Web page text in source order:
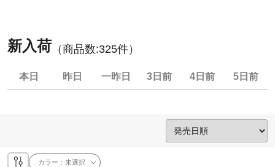
新入荷 （商品数:325件）
本日 昨日 一昨日 3日前 4日前 5日前
カラー：未選択